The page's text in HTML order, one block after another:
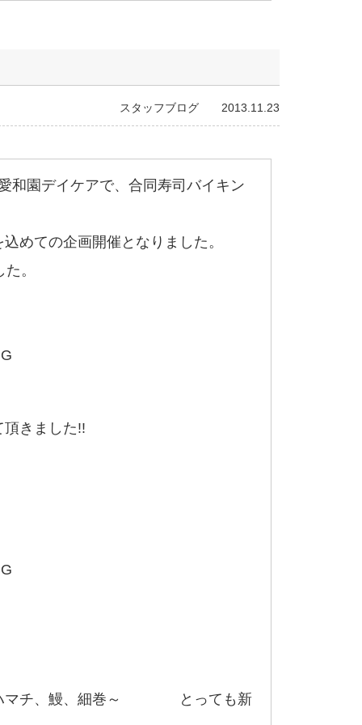
スタッフブログ 2013.11.23
和園デイケアで、合同寿司バイキン
めての企画開催となりました。
。
した!!
ハマチ、鰻、細巻～ とっても新